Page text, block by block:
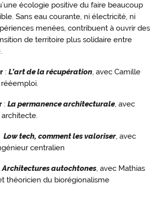
écologie positive du faire beaucoup
Sans eau courante, ni électricité, ni
menées, contribuent à ouvrir des
de territoire plus solidaire entre
: L’art de la récupération, avec Camille
: La permanence architecturale, avec
Low tech, comment les valoriser, avec
centralien
Architectures autochtones, avec Mathias
théoricien du biorégionalisme